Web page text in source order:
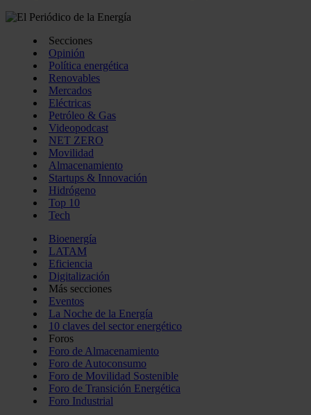
Secciones
Opinión
Política energética
Renovables
Mercados
Eléctricas
Petróleo & Gas
Videopodcast
NET ZERO
Movilidad
Almacenamiento
Startups & Innovación
Hidrógeno
Top 10
Tech
Bioenergía
LATAM
Eficiencia
Digitalización
Más secciones
Eventos
La Noche de la Energía
10 claves del sector energético
Foros
Foro de Almacenamiento
Foro de Autoconsumo
Foro de Movilidad Sostenible
Foro de Transición Energética
Foro Industrial